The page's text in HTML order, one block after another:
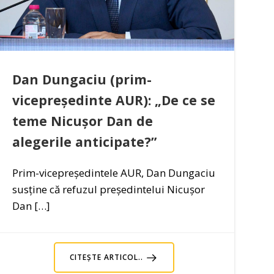
Dan Dungaciu (prim-
vicepreședinte AUR): „De ce se
teme Nicușor Dan de
alegerile anticipate?”
Prim-vicepreședintele AUR, Dan Dungaciu
susține că refuzul președintelui Nicușor
Dan […]
CITEȘTE ARTICOL..